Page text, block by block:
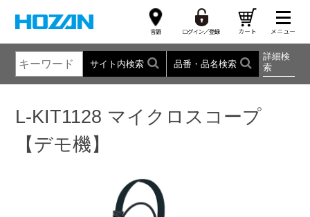
サイト内検索 品番・品名検索
詳細検
索
L-KIT1128 マイクロスコープ
【デモ機】